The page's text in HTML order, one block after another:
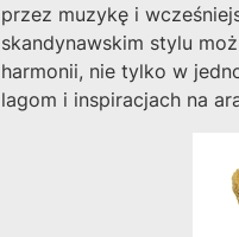
przez muzykę i
skandynawskim stylu
harmonii, nie tylko w
lagom i inspiracjach na